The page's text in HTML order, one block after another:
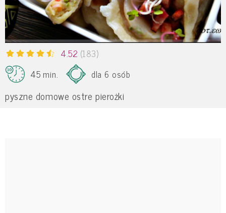
4.52 (183)
45 min.
dla 6 osób
pyszne domowe ostre pierożki